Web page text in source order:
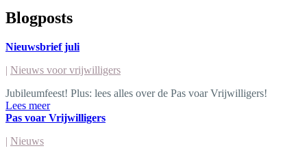
Blogposts
Nieuwsbrief juli
| Nieuws voor vrijwilligers
Jubileumfeest! Plus: lees alles over de Pas voar Vrijwilligers!
Lees meer
Pas voar Vrijwilligers
| Nieuws